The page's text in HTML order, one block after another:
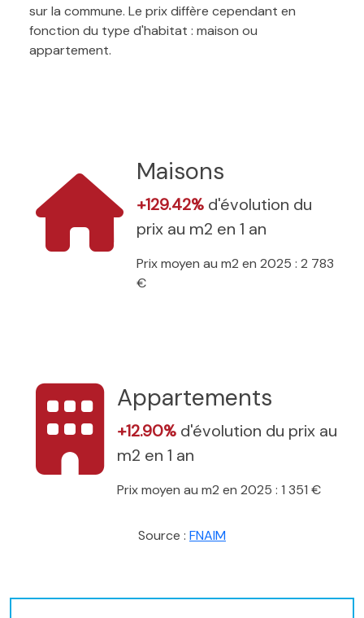
sur la commune. Le prix diffère cependant en
fonction du type d'habitat : maison ou
appartement.
Maisons
+129.42% d'évolution du
prix au m2 en 1 an
Prix moyen au m2 en 2025 : 2 783
€
Appartements
+12.90% d'évolution du prix au
m2 en 1 an
Prix moyen au m2 en 2025 : 1 351 €
Source : FNAIM